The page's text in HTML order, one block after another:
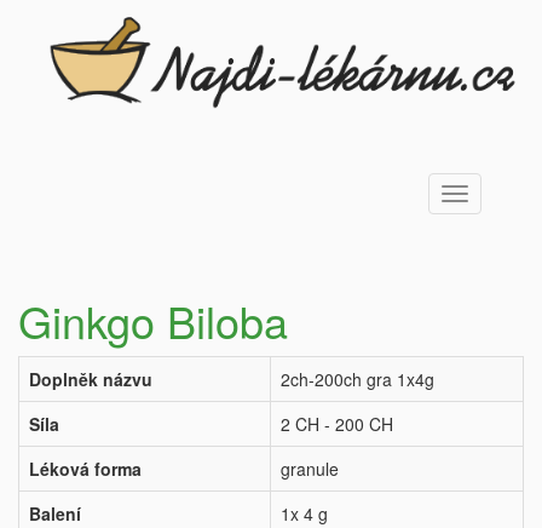
Toggle
navigation
Ginkgo Biloba
Doplněk názvu
2ch-200ch gra 1x4g
Síla
2 CH - 200 CH
Léková forma
granule
Balení
1x 4 g